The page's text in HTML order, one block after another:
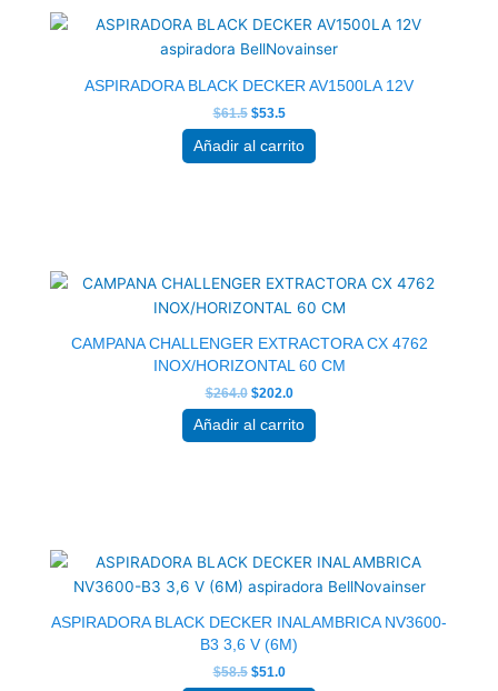
ASPIRADORA BLACK DECKER AV1500LA 12V
$61.5
original
era:
$61.5.
$53.5
actual
es:
$53.5.
Añadir al carrito
CAMPANA CHALLENGER EXTRACTORA CX 4762
INOX/HORIZONTAL 60 CM
$264.0
original
era:
$264.0.
$202.0
actual
es:
$202.0.
Añadir al carrito
ASPIRADORA BLACK DECKER INALAMBRICA NV3600-
B3 3,6 V (6M)
$58.5
original
era:
$58.5.
$51.0
actual
es:
$51.0.